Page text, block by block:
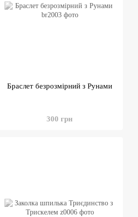
Браслет безрозмірний з Рунами
300 грн